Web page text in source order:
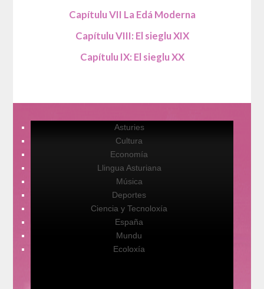
Capítulu VII La Edá Moderna
Capítulu VIII: El sieglu XIX
Capítulu IX: El sieglu XX
Asturies
Cultura
Economía
Llingua Asturiana
Música
Deportes
Ciencia y Tecnoloxía
España
Mundu
Ecoloxía